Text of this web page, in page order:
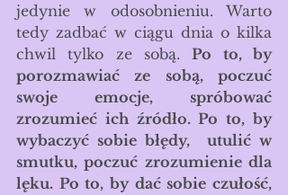
jedynie w odosobnieniu. Warto
tedy zadbać w ciągu dnia o kilka
chwil tylko ze sobą. Po to, by
porozmawiać ze sobą, poczuć
swoje emocje, spróbować
zrozumieć ich źródło. Po to, by
wybaczyć sobie błędy,  utulić w
smutku, poczuć zrozumienie dla
lęku. Po to, by dać sobie czułość,